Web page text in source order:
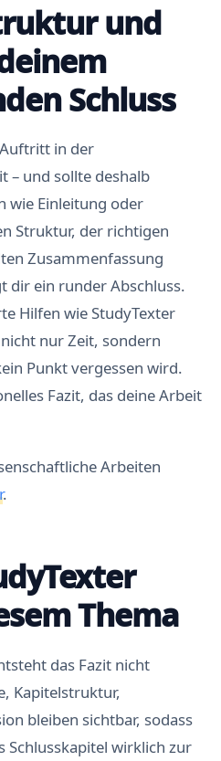
und
Schluss
in der
– und sollte deshalb
wie Einleitung oder
Struktur, der richtigen
Zusammenfassung
dir ein runder Abschluss.
Hilfen wie StudyTexter
nur Zeit, sondern
Punkt vergessen wird.
Fazit, das deine Arbeit
Arbeiten
.
Thema
das Fazit nicht
Kapitelstruktur,
bleiben sichtbar, sodass
Schlusskapitel wirklich zur